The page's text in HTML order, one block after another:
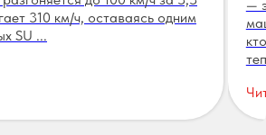
310 км/ч, оставаясь одним
SU ...
—